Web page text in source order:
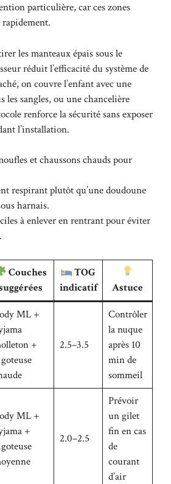
particulière, car ces zones
les manteaux épais sous le
réduit l’efficacité du système de
on couvre l’enfant avec une
les sangles, ou une chancelière
renforce la sécurité sans exposer
l’installation.
et chaussons chauds pour
respirant plutôt qu’une doudoune
harnais.
à enlever en rentrant pour éviter
Couches
TOG
indicatif
Astuce
ML +
+
2.5–3.5
Contrôler
la nuque
après 10
min de
sommeil
ML +
+
2.0–2.5
Prévoir
un gilet
fin en cas
de
courant
d’air